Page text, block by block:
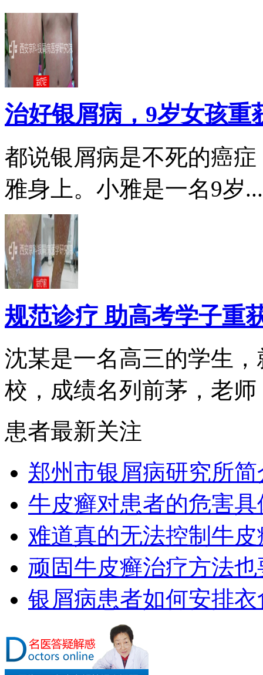
治好银屑病，9岁女孩重
都说银屑病是不死的癌
雅身上。小雅是一名9岁...
规范诊疗 助高考学子重
沈某是一名高三的学生
校，成绩名列前茅，老师
患者最新关注
郑州市银屑病研究所简
牛皮癣对患者的危害
难道真的无法控制牛
顽固牛皮癣治疗方法也
银屑病患者如何安排